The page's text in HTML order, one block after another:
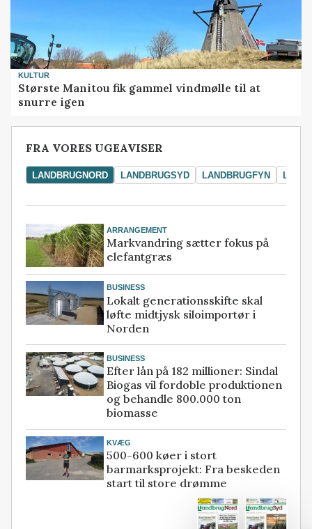
KULTUR
Største Manitou fik gammel vindmølle til at
snurre igen
FRA VORES UGEAVISER
LANDBRUGNORD LANDBRUGSYD LANDBRUGFYN
ARRANGEMENT
Markvandring sætter fokus på
elefantgræs
BUSINESS
Lokalt generationsskifte skal
løfte midtjysk siloimportør i
Norden
BUSINESS
Efter lån på 182 millioner: Sindal
Biogas vil fordoble produktionen
og behandle 800.000 ton
biomasse
KVÆG
500-600 køer i stort
barmarksprojekt: Fra beskeden
start til store drømme